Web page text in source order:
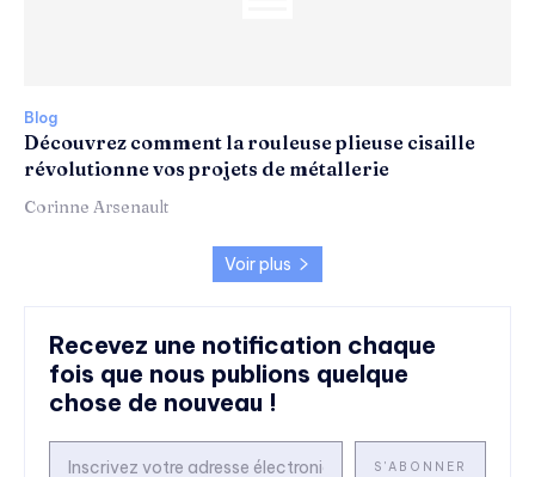
Blog
Découvrez comment la rouleuse plieuse cisaille
révolutionne vos projets de métallerie
Corinne Arsenault
Voir plus
Recevez une notification chaque
fois que nous publions quelque
chose de nouveau !
S'ABONNER